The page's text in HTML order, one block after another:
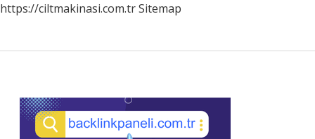
https://ciltmakinasi.com.trSitemap
Sidebar